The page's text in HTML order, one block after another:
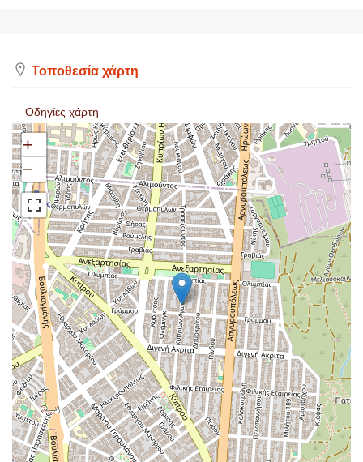
Τοποθεσία χάρτη
Οδηγίες χάρτη
+
−